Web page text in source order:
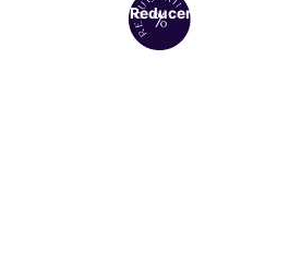
Reduceri!